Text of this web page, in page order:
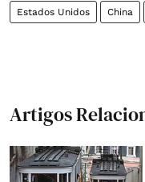
Estados Unidos China
Artigos